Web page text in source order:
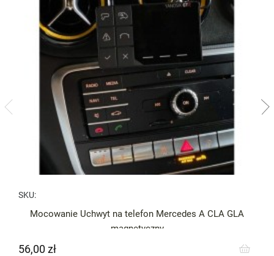
SKU:
Mocowanie Uchwyt na telefon Mercedes A CLA GLA
magnetyczny
Cena
56,00 zł